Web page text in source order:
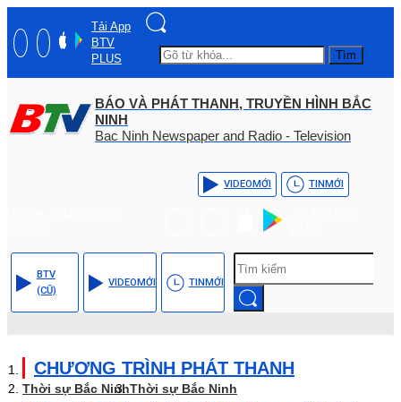
Tải App
BTV
PLUS
Tìm
BÁO VÀ PHÁT THANH, TRUYỀN HÌNH BẮC
NINH
Bac Ninh Newspaper and Radio - Television
VIDEOMỚI TINMỚI
BTV
(CŨ)
VIDEOMỚI TINMỚI
CHƯƠNG TRÌNH PHÁT THANH
Thời sự Bắc NinhThời sự Bắc Ninh